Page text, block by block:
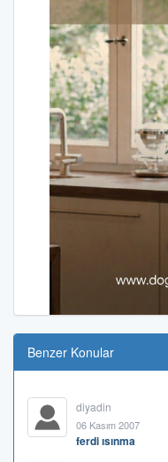
Benzer Konular
diyadin
06 Kasım 2007
ferdi ısınma